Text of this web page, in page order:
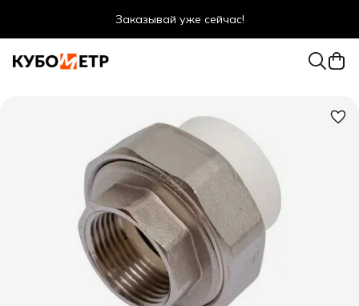
Заказывай уже сейчас!
Оптовые цены даже для физ. лиц